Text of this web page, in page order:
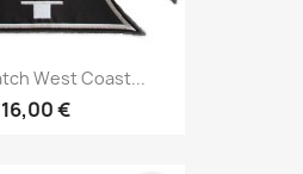
West Coast...
16,00 €